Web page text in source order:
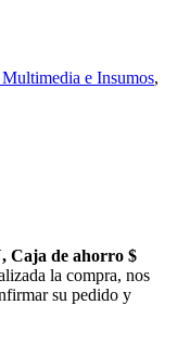
e Insumos,
Caja de ahorro $
la compra, nos
su pedido y